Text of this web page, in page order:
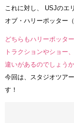
これに対し、 USJのエ
オブ・ハリーポッター
どちらもハリーポッタ
トラクションやショー
違いがあるのでしょう
今回は、スタジオツア
す！